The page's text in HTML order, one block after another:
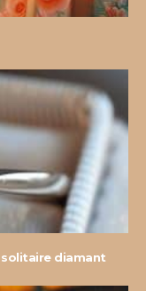
solitaire diamant